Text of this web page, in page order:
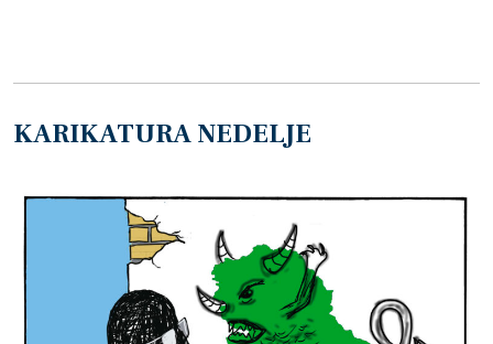
KARIKATURA NEDELJE